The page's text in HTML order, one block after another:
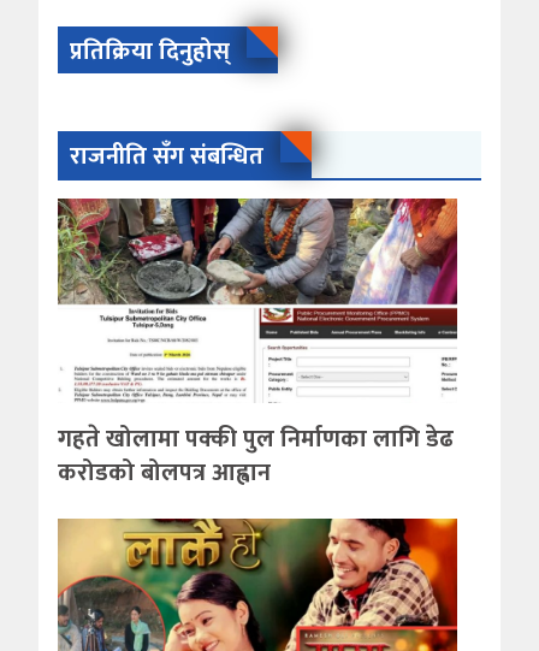
प्रतिक्रिया दिनुहोस्
राजनीति सँग संबन्धित
गहते खोलामा पक्की पुल निर्माणका लागि डेढ
करोडको बोलपत्र आह्वान